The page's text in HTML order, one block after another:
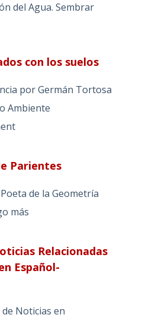
del Agua. Sembrar
con los suelos
por Germán Tortosa
Ambiente
Parientes
de la Geometría
más
Relacionadas
Español-
de Noticias en